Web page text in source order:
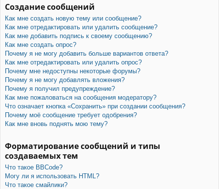
Создание сообщений
Как мне создать новую тему или сообщение?
Как мне отредактировать или удалить сообщение?
Как мне добавить подпись к своему сообщению?
Как мне создать опрос?
Почему я не могу добавить больше вариантов ответа?
Как мне отредактировать или удалить опрос?
Почему мне недоступны некоторые форумы?
Почему я не могу добавлять вложения?
Почему я получил предупреждение?
Как мне пожаловаться на сообщения модератору?
Что означает кнопка «Сохранить» при создании сообщения?
Почему моё сообщение требует одобрения?
Как мне вновь поднять мою тему?
Форматирование сообщений и типы
создаваемых тем
Что такое BBCode?
Могу ли я использовать HTML?
Что такое смайлики?